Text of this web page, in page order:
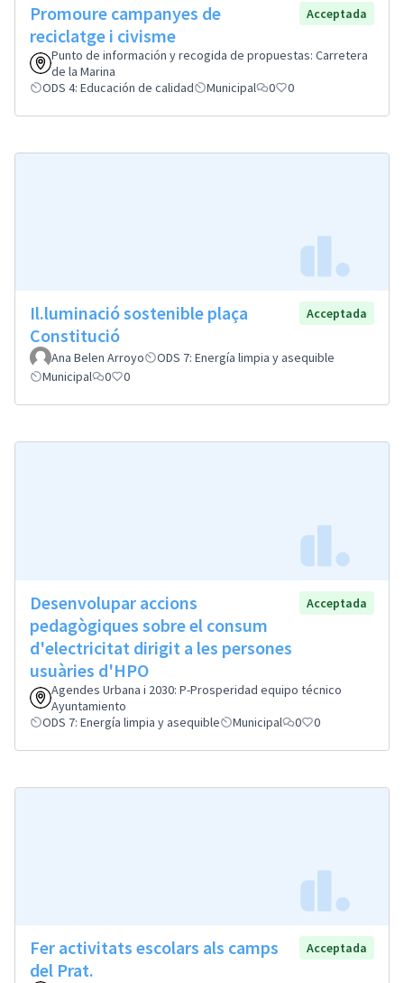
Promoure campanyes de
reciclatge i civisme
Acceptada
Punto de información y recogida de propuestas: Carretera
de la Marina
ODS 4: Educación de calidad
Municipal 0 0
Il.luminació sostenible plaça
Constitució
Acceptada
Ana Belen Arroyo
ODS 7: Energía limpia y asequible
Municipal
0 0
Desenvolupar accions
pedagògiques sobre el consum
d'electricitat dirigit a les persones
usuàries d'HPO
Acceptada
Agendes Urbana i 2030: P-Prosperidad equipo técnico
Ayuntamiento
ODS 7: Energía limpia y asequible
Municipal 0 0
Fer activitats escolars als camps
del Prat.
Acceptada